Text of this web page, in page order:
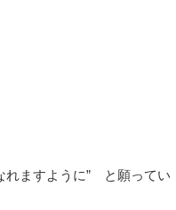
れますように” と願ってい